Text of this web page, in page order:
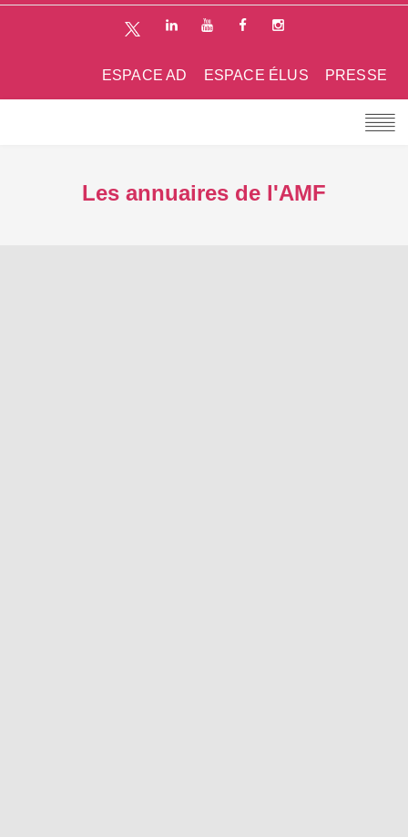
PRESSE
ESPACE ÉLUS
ESPACE AD
Les annuaires de l'AMF